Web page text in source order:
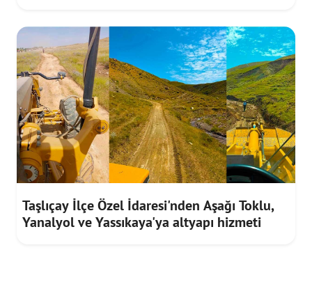
Taşlıçay İlçe Özel İdaresi'nden Aşağı Toklu,
Yanalyol ve Yassıkaya'ya altyapı hizmeti